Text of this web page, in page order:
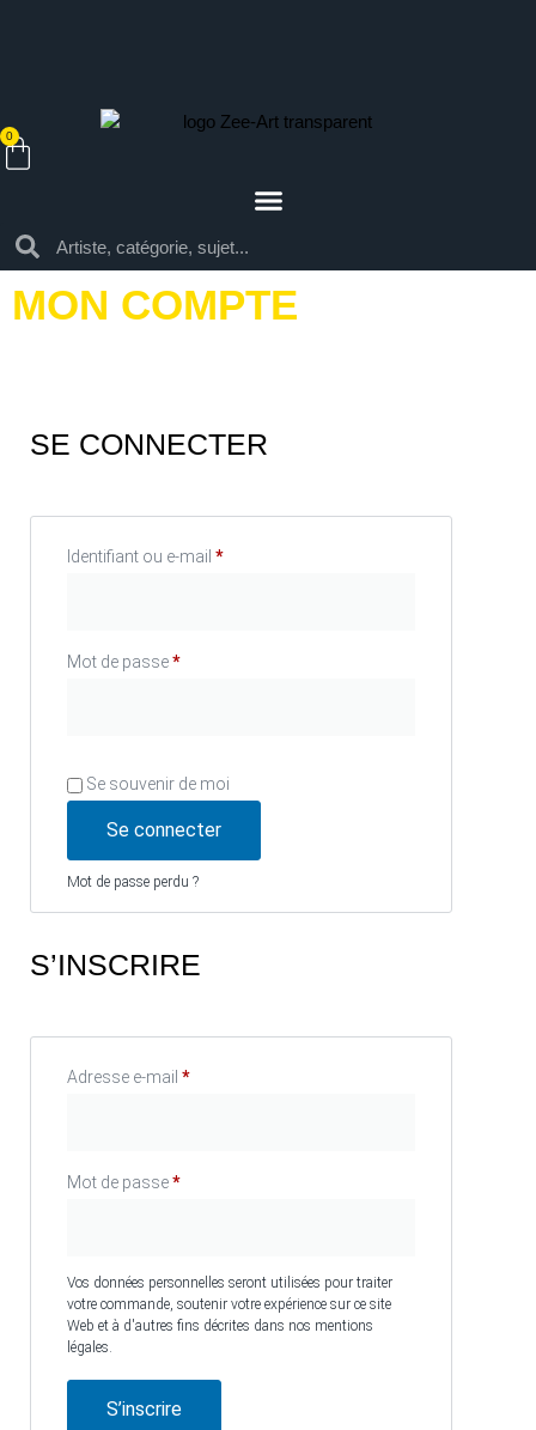
0
MON COMPTE
SE CONNECTER
Identifiant ou e-mail *
Mot de passe*
Se souvenir de moi
Se connecter
Mot de passe perdu ?
S’INSCRIRE
Adresse e-mail *
Mot de passe*
Vos données personnelles seront utilisées pour traiter
votre commande, soutenir votre expérience sur ce site
Web et à d'autres fins décrites dans nos mentions
légales.
S’inscrire